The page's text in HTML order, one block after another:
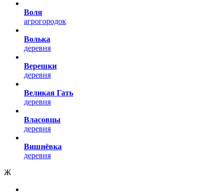
Воля
агрогородок
Волька
деревня
Верешки
деревня
Великая Гать
деревня
Власовцы
деревня
Вишнёвка
деревня
Ж